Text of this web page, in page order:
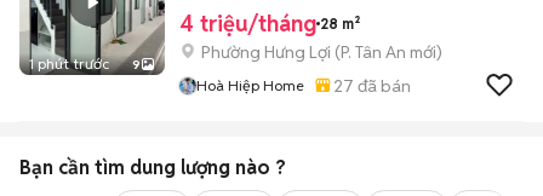
1 phút trước 9
4 triệu/tháng 28 m²
Phường Hưng Lợi (P. Tân An mới)
Hoà Hiệp Home 27 đã bán
Bạn cần tìm dung lượng nào ?